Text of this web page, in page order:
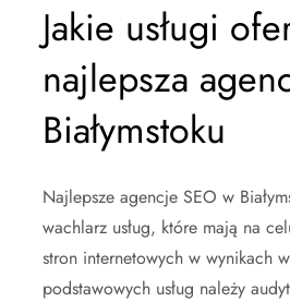
Jakie usługi
najlepsza
Białymstoku
Najlepsze agencje SEO w
wachlarz usług, które mają na
stron internetowych w wynikach
podstawowych usług należy